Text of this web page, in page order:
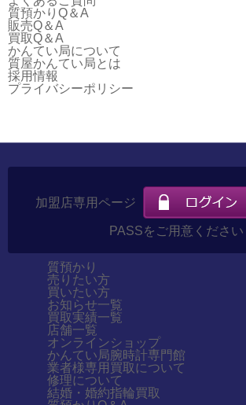
質預かりQ＆A
販売Q＆A
買取Q＆A
かんてい局について
質屋かんてい局とは
採用情報
プライバシーポリシー
加盟店専用ページ
PASSをご用意ください
質預かり
売りたい方
買いたい方
お知らせ一覧
買取実績一覧
店舗一覧
オンラインショップ
かんてい局腕時計専門館
業者様専用買取について
修理について
結婚・婚約指輪買取